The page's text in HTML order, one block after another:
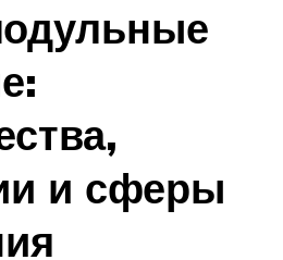
и сферы